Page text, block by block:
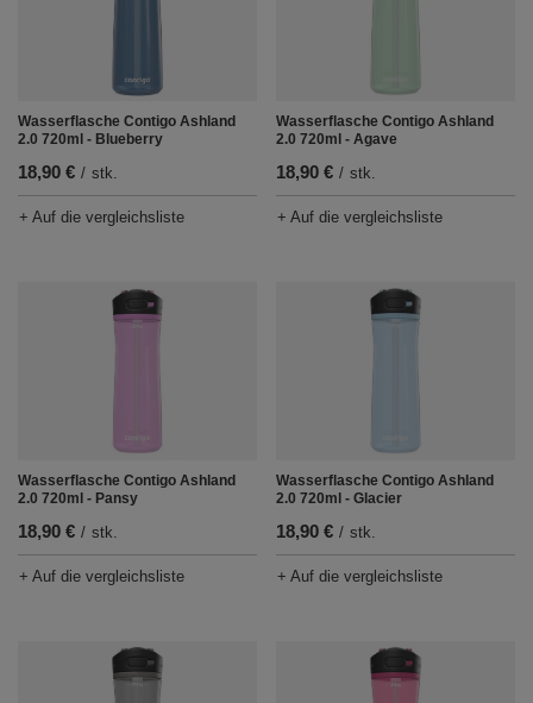
Wasserflasche Contigo Ashland
2.0 720ml - Blueberry
18,90 € / stk.
+ Auf die vergleichsliste
Wasserflasche Contigo Ashland
2.0 720ml - Agave
18,90 € / stk.
+ Auf die vergleichsliste
Wasserflasche Contigo Ashland
2.0 720ml - Pansy
18,90 € / stk.
+ Auf die vergleichsliste
Wasserflasche Contigo Ashland
2.0 720ml - Glacier
18,90 € / stk.
+ Auf die vergleichsliste